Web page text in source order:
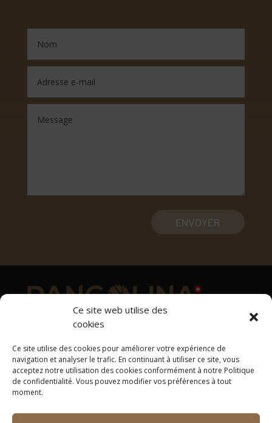
Ce site web utilise des
cookies
Ce site utilise des cookies pour améliorer votre expérience de
navigation et analyser le trafic. En continuant à utiliser ce site, vous
acceptez notre utilisation des cookies conformément à notre Politique
de confidentialité. Vous pouvez modifier vos préférences à tout
moment.
ENVOYER
Adresse
1169 Yens
Tél: +41 78 637 33 00
contact@pangolina.com